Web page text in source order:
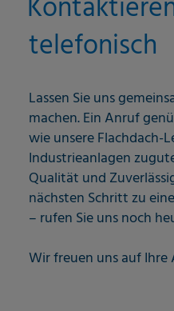
telefonisch
Lassen Sie uns
machen. Ein Anruf
wie unsere Flachdach-
Industrieanlagen
Qualität und
nächsten Schritt zu
– rufen Sie uns noch
Wir freuen uns auf Ihre